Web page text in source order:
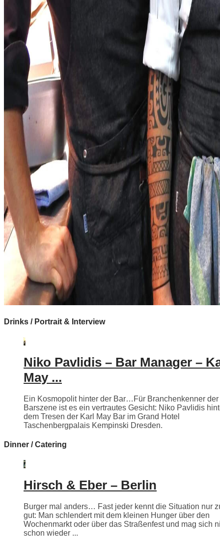
Drinks / Portrait & Interview
Niko Pavlidis – Bar Manager –
May ...
Ein Kosmopolit hinter der Bar…Für Branchenkenner der
Barszene ist es ein vertrautes Gesicht: Niko Pavlidis
dem Tresen der Karl May Bar im Grand Hotel
Taschenbergpalais Kempinski Dresden.
Dinner / Catering
Hirsch & Eber – Berlin
Burger mal anders… Fast jeder kennt die Situation nur
gut: Man schlendert mit dem kleinen Hunger über den
Wochenmarkt oder über das Straßenfest und mag sich
schon wieder ...